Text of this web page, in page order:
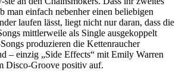
man einfach nebenher einen beliebigen
laufen lässt, liegt nicht nur daran, dass die
mittlerweile als Single ausgekoppelt
produzieren die Kettenraucher
– einzig „Side Effects“ mit Emily Warren
Disco-Groove positiv auf.